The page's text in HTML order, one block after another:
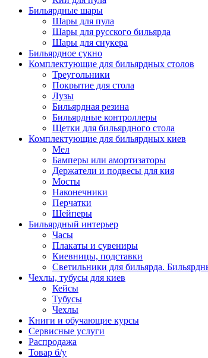
Бильярдные шары
Шары для пула
Шары для русского бильярда
Шары для снукера
Бильярдное сукно
Комплектующие для бильярдных столов
Треугольники
Покрытие для стола
Лузы
Бильярдная резина
Бильярдные контроллеры
Щетки для бильярдного стола
Комплектующие для бильярдных киев
Мел
Бамперы или амортизаторы
Держатели и подвесы для кия
Мосты
Наконечники
Перчатки
Шейперы
Бильярдный интерьер
Часы
Плакаты и сувениры
Киевницы, подставки
Светильники для бильярда.
Чехлы, тубусы для киев
Кейсы
Тубусы
Чехлы
Книги и обучающие курсы
Сервисные услуги
Распродажа
Товар б/у